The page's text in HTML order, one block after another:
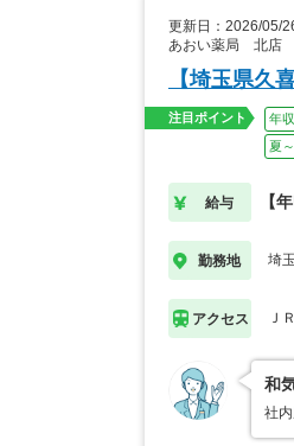
更新日：2026/05/
あおい薬局 北店
【埼玉県久
注目ポイント 年
夏
給与 【
勤務地 埼
アクセス Ｊ
和
社